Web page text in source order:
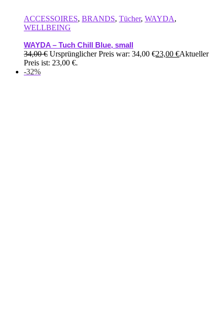
ACCESSOIRES, BRANDS, Tücher, WAYDA,
WELLBEING
WAYDA – Tuch Chill Blue, small
34,00€ Ursprünglicher Preis war: 34,00 €23,00 €Aktueller
Preis ist: 23,00 €.
-32%